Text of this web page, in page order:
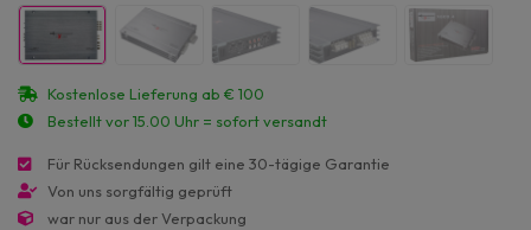
Für Rücksendungen gilt eine 30-tägige Garantie
Von uns sorgfältig geprüft
war nur aus der Verpackung
Kostenlose Lieferung ab € 100
Bestellt vor 15.00 Uhr = sofort versandt